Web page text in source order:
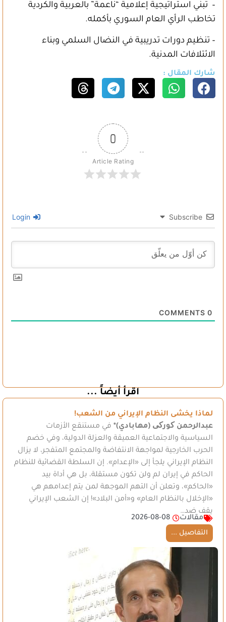
– تبني استراتيجية إعلامية “ناعمة” بالعربية والكردية
تخاطب الرأي العام السوري بأكمله.
– تنظيم دورات تدريبية في النضال السلمي وبناء
الائتلافات المدنية.
شارك المقال :
0
Article Rating
Subscribe
0
اقرأ أيضاً ...
لماذا يخشى النظام الإيراني من الشعب!
عبدالرحمن کورکی (مهابادي)* في مستنقع الأزمات
السياسية والاجتماعية العميقة والعزلة الدولية، وفي خضم
الحرب الخارجية لمواجهة الانتفاضة والمجتمع المتفجر، لا يزال
النظام الإيراني يلجأ إلى «الإعدام». إن السلطة القضائية للنظام
الحاكم في إيران لم ولن تكون مستقلة، بل هي أداة بيد
«الحاكم»، وتعلن أن التهم الموجهة لمن يتم إعدامهم هي
«الإخلال بالنظام العام» و«أمن البلاد»! إن الشعب الإيراني
يقف ضد…
مقالات
2026-08-08
التفاصيل ...